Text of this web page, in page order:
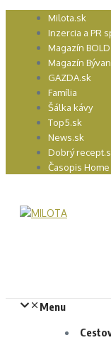
Preskočiť Milota.sk
Inzercia a PR
Magazín BOLD
Magazín
GAZDA.sk
Família
Šálka kávy
Top5.sk
News.sk
Dobrý
Časopis Home
Menu